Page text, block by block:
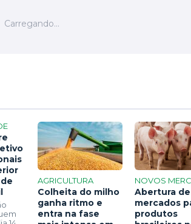
AGRICULTURA
Colheita do milho
ganha ritmo e
entra na fase
NOVOS
Abertura de
mercados
produtos